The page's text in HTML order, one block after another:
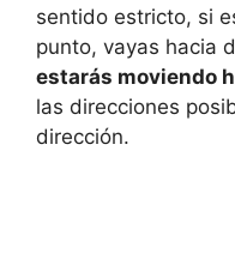
sentido estricto, si
punto, vayas hacia
estarás moviendo
las direcciones
dirección.